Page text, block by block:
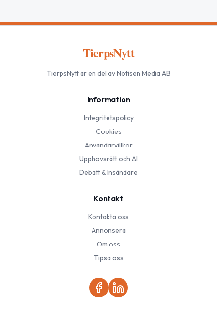
TierpsNytt
TierpsNyttär en del av Notisen Media AB
Information
Integritetspolicy
Cookies
Användarvillkor
Upphovsrätt och AI
Debatt & Insändare
Kontakt
Kontakta oss
Annonsera
Om oss
Tipsa oss